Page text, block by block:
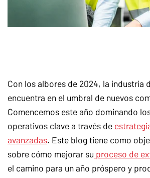
Con los albores de 2024, la industria
encuentra en el umbral de nuevos
Comencemos este año dominando
operativos clave a través de
avanzadas. Este blog tiene como
sobre cómo mejorar su proceso de
el camino para un año próspero y